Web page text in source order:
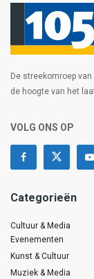
De streekomroep
de hoogte van het
VOLG ONS OP
Categorieën
Cultuur & Media
Evenementen
Kunst & Cultuur
Muziek & Media